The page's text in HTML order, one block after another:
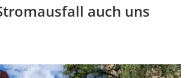
auch uns